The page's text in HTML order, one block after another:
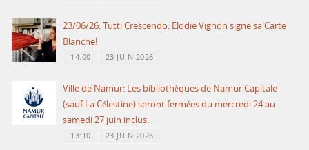
23/06/26: Tutti Crescendo: Elodie Vignon signe sa Carte
Blanche!
14:00 23 JUIN 2026
Ville de Namur: Les bibliothèques de Namur Capitale
(sauf La Célestine) seront fermées du mercredi 24 au
samedi 27 juin inclus.
13:10 23 JUIN 2026